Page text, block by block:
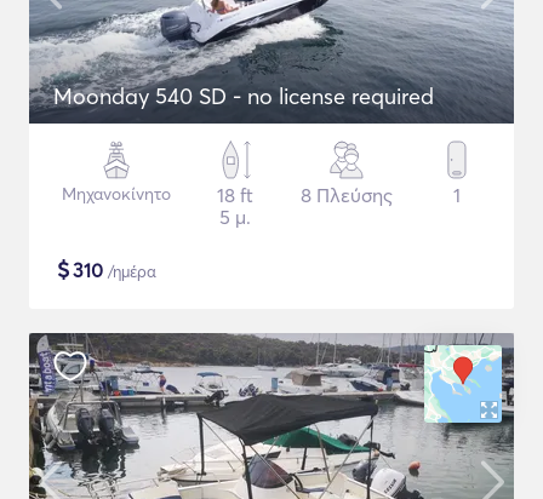
Moonday 540 SD - no license required
Μηχανοκίνητο
18 ft
5 μ.
8 Πλεύσης 1
$310 /ημέρα